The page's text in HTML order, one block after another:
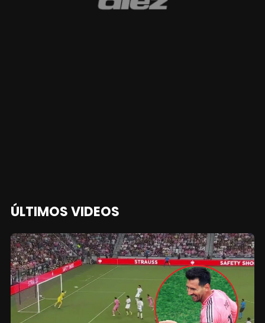
ÚLTIMOS VIDEOS